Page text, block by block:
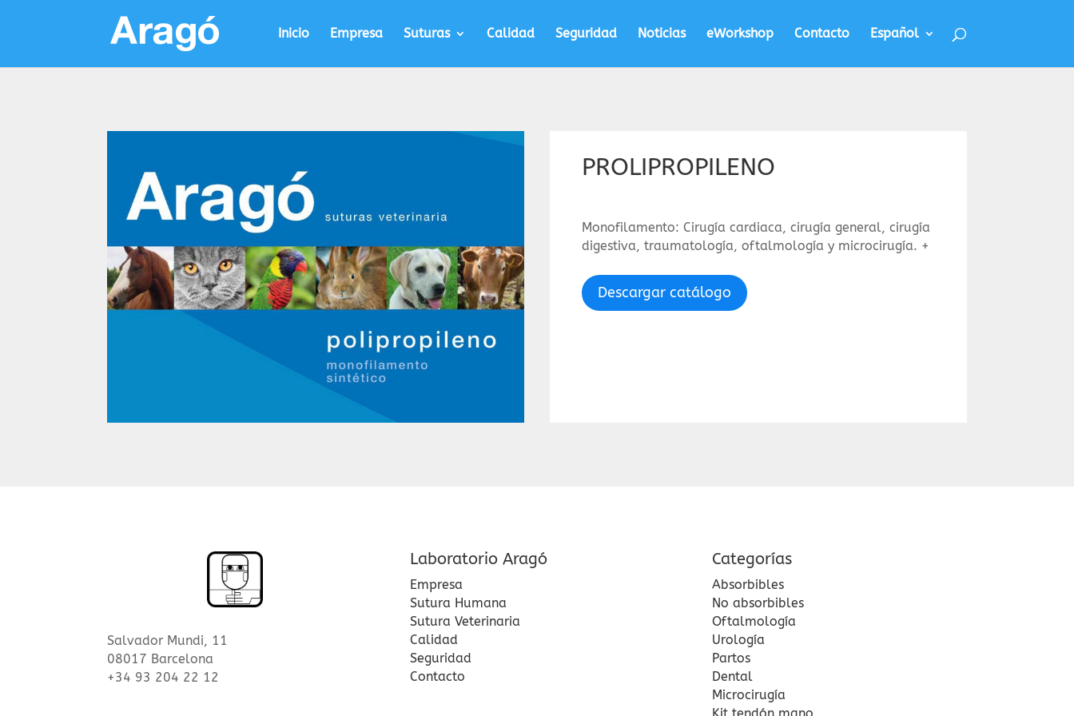
Inicio Empresa Suturas Calidad Seguridad Noticias eWorkshop Contacto Español
PROLIPROPILENO
Monofilamento: Cirugía cardiaca, cirugía general, cirugía
digestiva, traumatología, oftalmología y microcirugía. +
Descargar catálogo
Salvador Mundi, 11
08017 Barcelona
+34 93 204 22 12
Laboratorio Aragó
Empresa
Sutura Humana
Sutura Veterinaria
Calidad
Seguridad
Contacto
Categorías
Absorbibles
No absorbibles
Oftalmología
Urología
Partos
Dental
Microcirugía